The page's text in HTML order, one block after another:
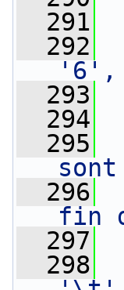
  291
  292
  293
  294
  295
  296
fin
  297
  298